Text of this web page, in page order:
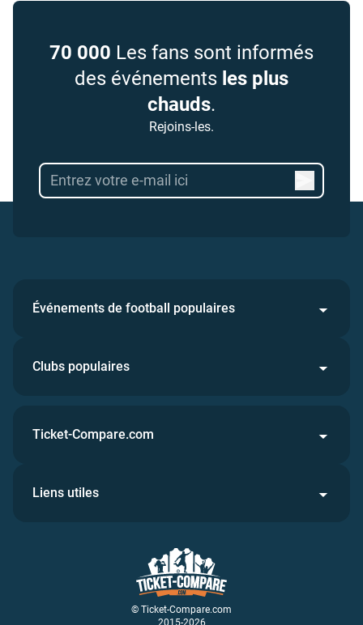
70 000 Les fans sont informés
des événements les plus
chauds.
Rejoins-les.
Événements de football populaires
Clubs populaires
© Ticket-Compare.com
2015-2026
Ticket-Compare.com
Liens utiles